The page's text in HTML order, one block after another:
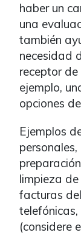
haber un
una
también
necesidad
receptor
ejemplo,
opciones
Ejemplos
limpieza
facturas
(considere